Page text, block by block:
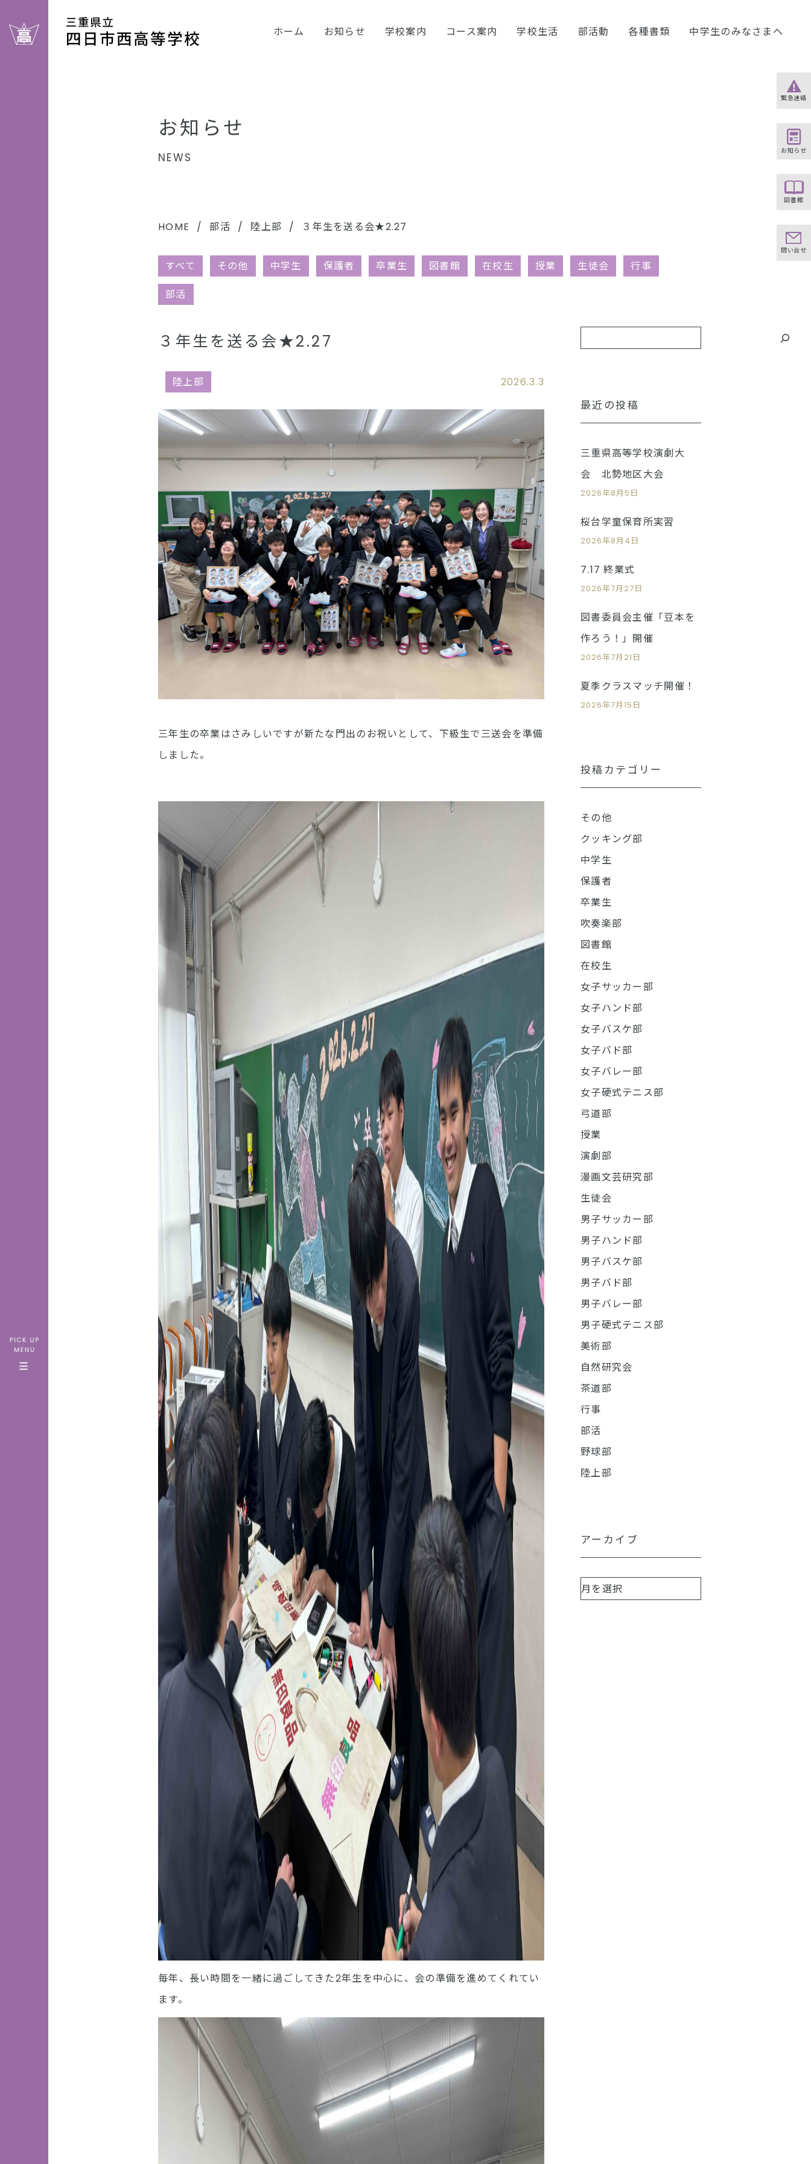
ホーム お知らせ 学校案内 コース案内 学校生活 部活動 各種書類 中学生のみなさまへ
お知らせ
NEWS
HOME 部活 陸上部 ３年生を送る会★2.27
すべて その他 中学生 保護者 卒業生 図書館 在校生 授業 生徒会 行事
部活
３年生を送る会★2.27
2026.3.3
陸上部
三年生の卒業はさみしいですが新たな門出のお祝いとして、下級生で三送会を準備
しました。
毎年、長い時間を一緒に過ごしてきた2年生を中心に、会の準備を進めてくれてい
ます。
最近の投稿
三重県高等学校演劇大
会 北勢地区大会
2026年8月5日
桜台学童保育所実習
2026年8月4日
7.17 終業式
2026年7月27日
図書委員会主催「豆本を
作ろう！」開催
2026年7月21日
夏季クラスマッチ開催！
2026年7月15日
投稿カテゴリー
その他
クッキング部
中学生
保護者
卒業生
吹奏楽部
図書館
在校生
女子サッカー部
女子ハンド部
女子バスケ部
女子バド部
女子バレー部
女子硬式テニス部
弓道部
授業
演劇部
漫画文芸研究部
生徒会
男子サッカー部
男子ハンド部
男子バスケ部
男子バド部
男子バレー部
男子硬式テニス部
美術部
自然研究会
茶道部
行事
部活
野球部
陸上部
アーカイブ
緊急連絡
お知らせ
図書館
問い合せ